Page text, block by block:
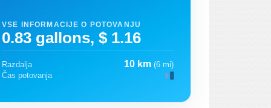
VSE INFORMACIJE O POTOVANJU
0.83 gallons, $ 1.16
Razdalja 10 km (6 mi)
Čas potovanja